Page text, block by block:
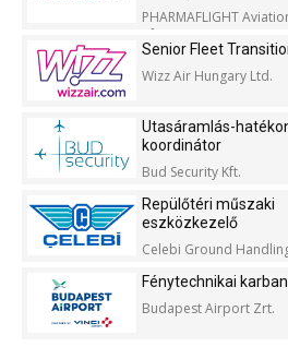
PHARMAFLIGHT
Kft.
Senior Fleet
Wizz Air Hungary Ltd.
Utasáramlás-
koordinátor
Bud Security Kft.
Repülőtéri műszaki
eszközkezelő
Celebi Ground
Fénytechnikai
Budapest Airport Zrt.